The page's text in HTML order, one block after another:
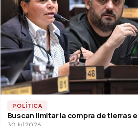
POLÍTICA
Buscan limitar la compra de tierras